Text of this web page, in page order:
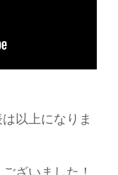
以上になりま
ざいました！